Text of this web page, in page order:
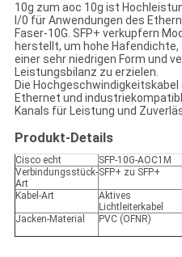
10g zum aoc 10g ist
I/0 für Anwendungen des
Faser-10G. SFP+ verkupfern
herstellt, um hohe
einer sehr niedrigen Form und
Leistungsbilanz zu erzielen.
Die
Ethernet und
Kanals für Leistung und
Produkt-Details
Cisco echt SFP-10G-AOC1M
Verbindungsstück-
Art
SFP+ zu SFP+
Kabel-Art
Aktives
Lichtleiterkabel
Jacken-Material PVC (OFNR)